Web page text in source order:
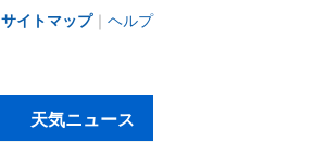
サイトマップ｜ ヘルプ
天気ニュース